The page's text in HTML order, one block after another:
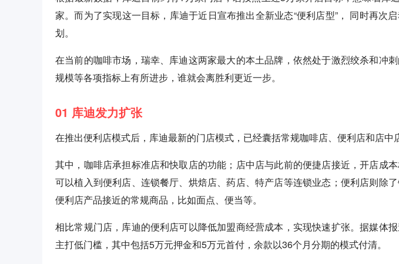
家。而为了实现这一目标，库迪于近日宣布推出全新业态“便利店型”， 同时再次
划。
在当前的咖啡市场，瑞幸、库迪这两家最大的本土品牌，依然处于激烈绞杀和冲
规模等各项指标上有所进步，谁就会离胜利更近一步。
01 库迪发力扩张
在推出便利店模式后，库迪最新的门店模式，已经囊括常规咖啡店、便利店和店中
其中，咖啡店承担标准店和快取店的功能；店中店与此前的便捷店接近，开店成
可以植入到便利店、连锁餐厅、烘焙店、药店、特产店等连锁业态；便利店则除
便利店产品接近的常规商品，比如面点、便当等。
相比常规门店，库迪的便利店可以降低加盟商经营成本，实现快速扩张。据媒体
主打低门槛，其中包括5万元押金和5万元首付，余款以36个月分期的模式付清。